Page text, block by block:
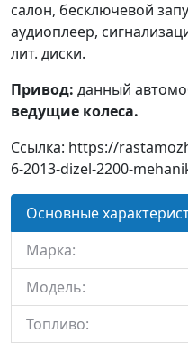
салон, бесключевой
аудиоплеер,
лит. диски.
Привод: данный
ведущие колеса.
Ссылка: https://
6-2013-dizel-2200-
Основные
Марка:
Модель:
Топливо: